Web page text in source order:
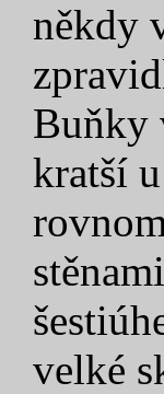
někdy
Buňky
kratší
velké